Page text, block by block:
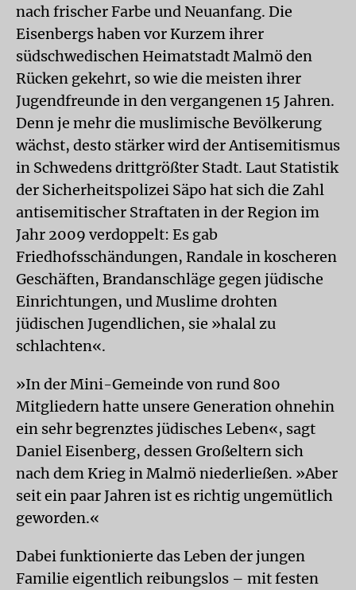
nach frischer Farbe und Neuanfang. Die
Eisenbergs haben vor Kurzem ihrer
südschwedischen Heimatstadt Malmö den
Rücken gekehrt, so wie die meisten ihrer
Jugendfreunde in den vergangenen 15 Jahren.
Denn je mehr die muslimische Bevölkerung
wächst, desto stärker wird der Antisemitismus
in Schwedens drittgrößter Stadt. Laut Statistik
der Sicherheitspolizei Säpo hat sich die Zahl
antisemitischer Straftaten in der Region im
Jahr 2009 verdoppelt: Es gab
Friedhofsschändungen, Randale in koscheren
Geschäften, Brandanschläge gegen jüdische
Einrichtungen, und Muslime drohten
jüdischen Jugendlichen, sie »halal zu
schlachten«.
»In der Mini-Gemeinde von rund 800
Mitgliedern hatte unsere Generation ohnehin
ein sehr begrenztes jüdisches Leben«, sagt
Daniel Eisenberg, dessen Großeltern sich
nach dem Krieg in Malmö niederließen. »Aber
seit ein paar Jahren ist es richtig ungemütlich
geworden.«
Dabei funktionierte das Leben der jungen
Familie eigentlich reibungslos – mit festen